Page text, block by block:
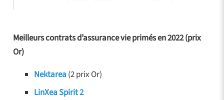
Meilleurs contrats d’assurance vie primés en 2022 (prix
Or)
Nektarea (2 prix Or)
LinXea Spirit 2